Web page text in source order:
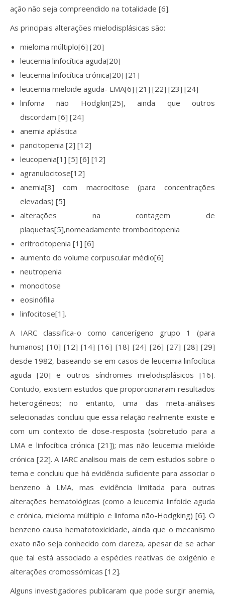
ação não seja compreendido na totalidade [6].
As principais alterações mielodisplásicas são:
mieloma múltiplo[6] [20]
leucemia linfocítica aguda[20]
leucemia linfocítica crónica[20] [21]
leucemia mieloide aguda- LMA[6] [21] [22] [23] [24]
linfoma não Hodgkin[25], ainda que outros
discordam [6] [24]
anemia aplástica
pancitopenia [2] [12]
leucopenia[1] [5] [6] [12]
agranulocitose[12]
anemia[3] com macrocitose (para concentrações
elevadas) [5]
alterações na contagem de
plaquetas[5],nomeadamente trombocitopenia
eritrocitopenia [1] [6]
aumento do volume corpuscular médio[6]
neutropenia
monocitose
eosinófilia
linfocitose[1].
A IARC classifica-o como cancerígeno grupo 1 (para
humanos) [10] [12] [14] [16] [18] [24] [26] [27] [28] [29]
desde 1982, baseando-se em casos de leucemia linfocítica
aguda [20] e outros síndromes mielodisplásicos [16].
Contudo, existem estudos que proporcionaram resultados
heterogéneos; no entanto, uma das meta-análises
selecionadas concluiu que essa relação realmente existe e
com um contexto de dose-resposta (sobretudo para a
LMA e linfocítica crónica [21]); mas não leucemia mielóide
crónica [22]. A IARC analisou mais de cem estudos sobre o
tema e concluiu que há evidência suficiente para associar o
benzeno à LMA, mas evidência limitada para outras
alterações hematológicas (como a leucemia linfoide aguda
e crónica, mieloma múltiplo e linfoma não-Hodgking) [6]. O
benzeno causa hematotoxicidade, ainda que o mecanismo
exato não seja conhecido com clareza, apesar de se achar
que tal está associado a espécies reativas de oxigénio e
alterações cromossómicas [12].
Alguns investigadores publicaram que pode surgir anemia,